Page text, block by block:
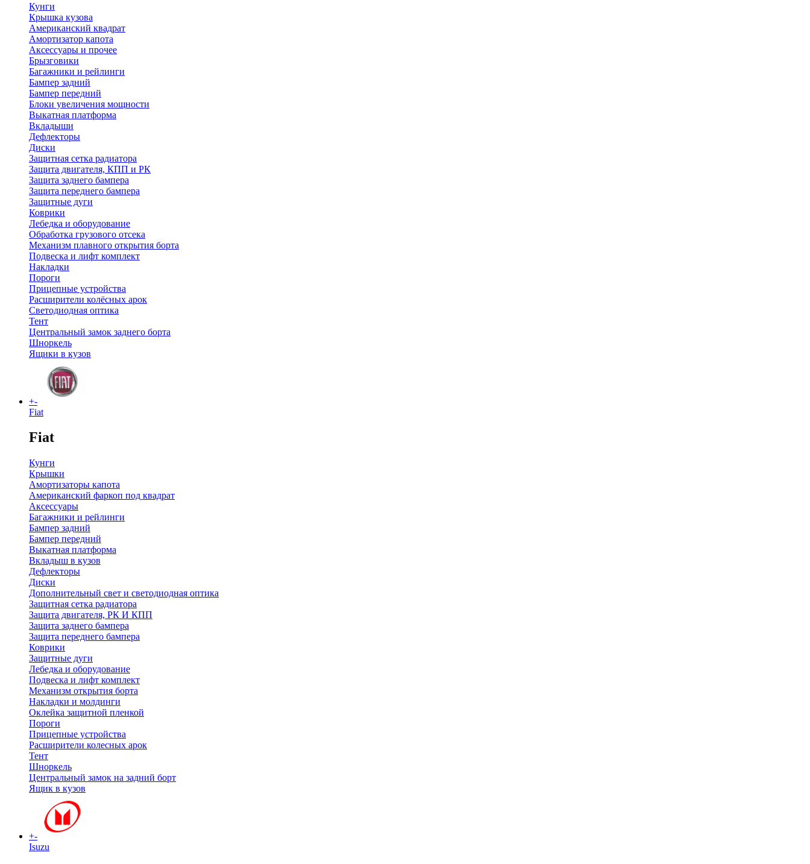
Кунги
Крышка кузова
Американский квадрат
Амортизатор капота
Аксессуары и прочее
Брызговики
Багажники и рейлинги
Бампер задний
Бампер передний
Блоки увеличения мощности
Выкатная платформа
Вкладыши
Дефлекторы
Диски
Защитная сетка радиатора
Защита двигателя, КПП и РК
Защита заднего бампера
Защита переднего бампера
Защитные дуги
Коврики
Лебедка и оборудование
Обработка грузового отсека
Механизм плавного открытия борта
Подвеска и лифт комплект
Накладки
Пороги
Прицепные устройства
Расширители колёсных арок
Светодиодная оптика
Тент
Центральный замок заднего борта
Шноркель
Ящики в кузов
+-
Fiat
Fiat
Кунги
Крышки
Амортизаторы капота
Американский фаркоп под квадрат
Аксессуары
Багажники и рейлинги
Бампер задний
Бампер передний
Выкатная платформа
Вкладыш в кузов
Дефлекторы
Диски
Дополнительный свет и светодиодная оптика
Защитная сетка радиатора
Защита двигателя, РК И КПП
Защита заднего бампера
Защита переднего бампера
Коврики
Защитные дуги
Лебедка и оборудование
Подвеска и лифт комплект
Механизм открытия борта
Накладки и молдинги
Оклейка защитной пленкой
Пороги
Прицепные устройства
Расширители колесных арок
Тент
Шноркель
Центральный замок на задний борт
Ящик в кузов
+-
Isuzu